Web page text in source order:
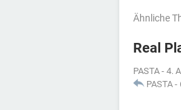
Ähnliche
Real
PASTA - 4.
PASTA -